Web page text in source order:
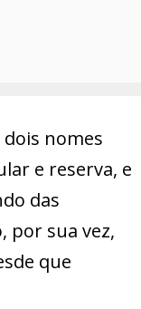
nomes
e reserva, e
das
por sua vez,
que